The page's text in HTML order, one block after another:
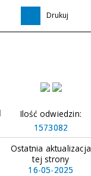
Ilość odwiedzin:
1573082
Ostatnia aktualizacja
tej strony
16-05-2025
Drukuj